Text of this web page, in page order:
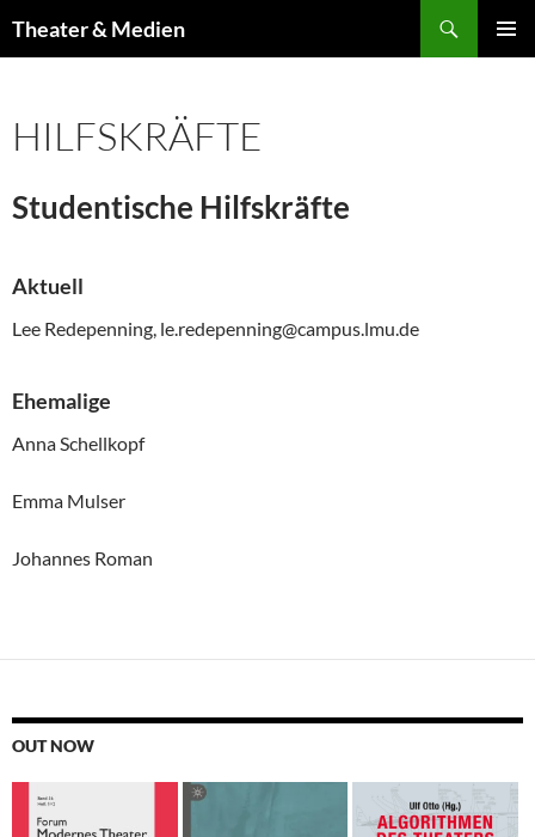
Inhalt
Theater & Medien
HILFSKRÄFTE
Studentische Hilfskräfte
Aktuell
Lee Redepenning, le.redepenning@campus.lmu.de
Ehemalige
Anna Schellkopf
Emma Mulser
Johannes Roman
OUT NOW